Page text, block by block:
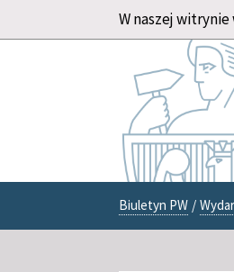
W naszej
Biuletyn PW /